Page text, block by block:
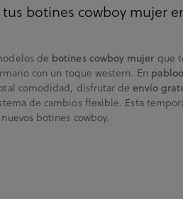
botines cowboy mujer
de botines cowboy mujer que
con un toque western. En
comodidad, disfrutar deenvío
de cambios flexible. Esta
botines cowboy.